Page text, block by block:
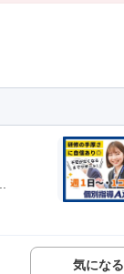
気になる